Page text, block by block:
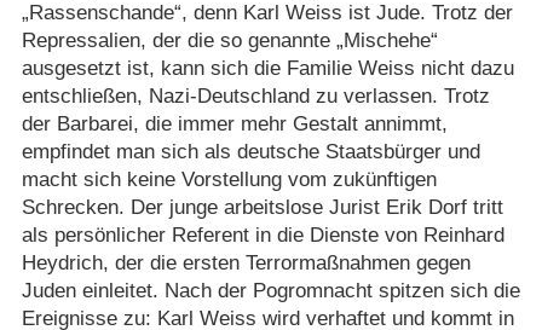
„Rassenschande“, denn Karl Weiss ist Jude. Trotz der
Repressalien, der die so genannte „Mischehe“
ausgesetzt ist, kann sich die Familie Weiss nicht dazu
entschließen, Nazi-Deutschland zu verlassen. Trotz
der Barbarei, die immer mehr Gestalt annimmt,
empfindet man sich als deutsche Staatsbürger und
macht sich keine Vorstellung vom zukünftigen
Schrecken. Der junge arbeitslose Jurist Erik Dorf tritt
als persönlicher Referent in die Dienste von Reinhard
Heydrich, der die ersten Terrormaßnahmen gegen
Juden einleitet. Nach der Pogromnacht spitzen sich die
Ereignisse zu: Karl Weiss wird verhaftet und kommt in